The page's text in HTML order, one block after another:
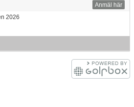
Anmäl här
2026